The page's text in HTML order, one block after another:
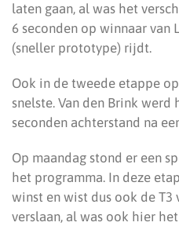
laten gaan, al was het
6 seconden op winnaar van
(sneller prototype) rijdt.
Ook in de tweede etappe
snelste. Van den Brink
seconden achterstand na
Op maandag stond er een
het programma. In deze
winst en wist dus ook de T3
verslaan, al was ook hier